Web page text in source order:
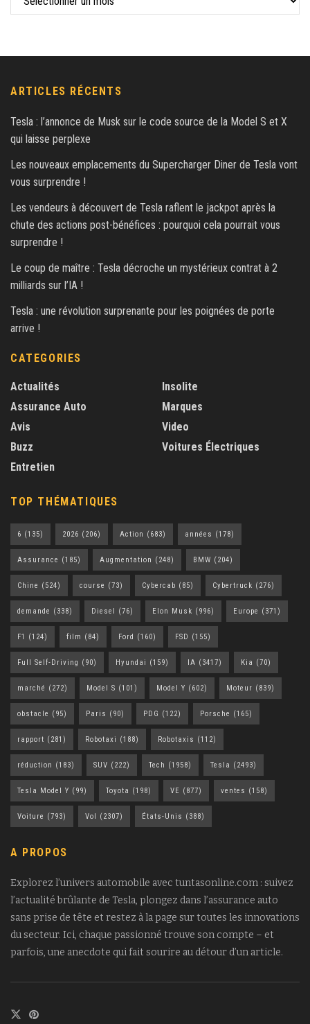
ARTICLES RÉCENTS
Tesla : l’annonce de Musk sur le code source de la Model S et X
qui laisse perplexe
Les nouveaux emplacements du Supercharger Diner de Tesla vont
vous surprendre !
Les vendeurs à découvert de Tesla raflent le jackpot après la
chute des actions post-bénéfices : pourquoi cela pourrait vous
surprendre !
Le coup de maître : Tesla décroche un mystérieux contrat à 2
milliards sur l’IA !
Tesla : une révolution surprenante pour les poignées de porte
arrive !
CATEGORIES
Actualités
Assurance Auto
Avis
Buzz
Entretien
Insolite
Marques
Video
Voitures Électriques
TOP THÉMATIQUES
6 (135) 2026 (206) Action (683) années (178)
Assurance (185) Augmentation (248) BMW (204)
Chine (524) course (73) Cybercab (85) Cybertruck (276)
demande (338) Diesel (76) Elon Musk (996) Europe (371)
F1 (124) film (84) Ford (160) FSD (155)
Full Self-Driving (90) Hyundai (159) IA (3417) Kia (70)
marché (272) Model S (101) Model Y (602) Moteur (839)
obstacle (95) Paris (90) PDG (122) Porsche (165)
rapport (281) Robotaxi (188) Robotaxis (112)
réduction (183) SUV (222) Tech (1958) Tesla (2493)
Tesla Model Y (99) Toyota (198) VE (877) ventes (158)
Voiture (793) Vol (2307) États-Unis (388)
A PROPOS
Explorez l’univers automobile avec tuntasonline.com : suivez
l’actualité brûlante de Tesla, plongez dans l’assurance auto
sans prise de tête et restez à la page sur toutes les innovations
du secteur. Ici, chaque passionné trouve son compte – et
parfois, une anecdote qui fait sourire au détour d’un article.